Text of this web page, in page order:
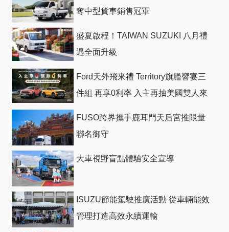
奪中型貨車銷售冠軍
盛夏啟程！TAIWAN SUZUKI 八月禮
遇全面升級
Ford天外飛來禮 Territory旗艦響宴三
件組 再享0利率 入主再抽美國雙人來
FUSO跨界攜手鹿耳門天后宮推限量
聯名御守
大車視野盲點體驗安全宣導
ISUZU節能駕駛推廣活動 從車輛能效
管理打造高效永續運輸